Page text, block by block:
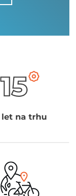
let na trhu